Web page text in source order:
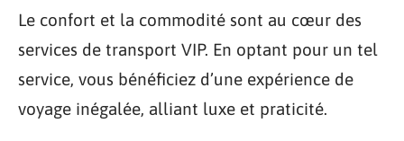
Le confort et la commodité sont au cœur des
services de transport VIP. En optant pour un tel
service, vous bénéficiez d’une expérience de
voyage inégalée, alliant luxe et praticité.